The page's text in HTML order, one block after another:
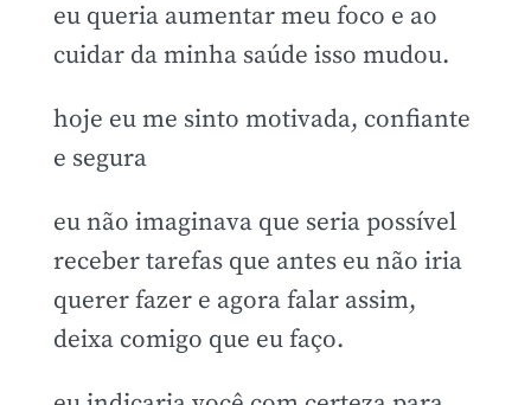
eu queria aumentar meu foco e ao
cuidar da minha saúde isso mudou.
hoje eu me sinto motivada, confiante
e segura
eu não imaginava que seria possível
receber tarefas que antes eu não iria
querer fazer e agora falar assim,
deixa comigo que eu faço.